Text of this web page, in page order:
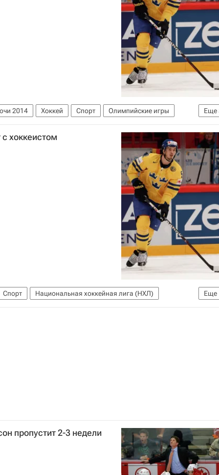
Александр Стин
Еще
2014 Хоккей Спорт
Олимпийские игры
Национальная хоккейная лига (НХЛ)
хоккеистом
Еще
Спорт
Национальная хоккейная лига (НХЛ)
пропустит 2-3 недели